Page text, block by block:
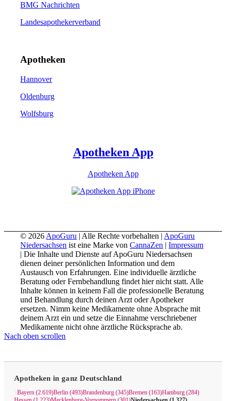
BMG Nachrichten
Landesapothekerverband
Apotheken
Hannover
Oldenburg
Wolfsburg
Apotheken App
Apotheken App
© 2026 ApoGuru | Alle Rechte vorbehalten | ApoGuru
Niedersachsen ist eine Marke vonCannaZen |Impressum
| Die Inhalte und Dienste auf ApoGuru Niedersachsen
dienen deiner persönlichen Information und dem
Austausch von Erfahrungen. Eine individuelle ärztliche
Beratung oder Fernbehandlung findet hier nicht statt. Alle
Inhalte können in keinem Fall die professionelle Beratung
und Behandlung durch deinen Arzt oder Apotheker
ersetzen. Nimm keine Medikamente ohne Absprache mit
deinem Arzt ein und setze die Einnahme verschriebener
Medikamente nicht ohne ärztliche Rücksprache ab.
Nach oben scrollen
Apotheken in ganz Deutschland
Bayern (2.619)Berlin (493)Brandenburg (345)Bremen (163)Hamburg (284)